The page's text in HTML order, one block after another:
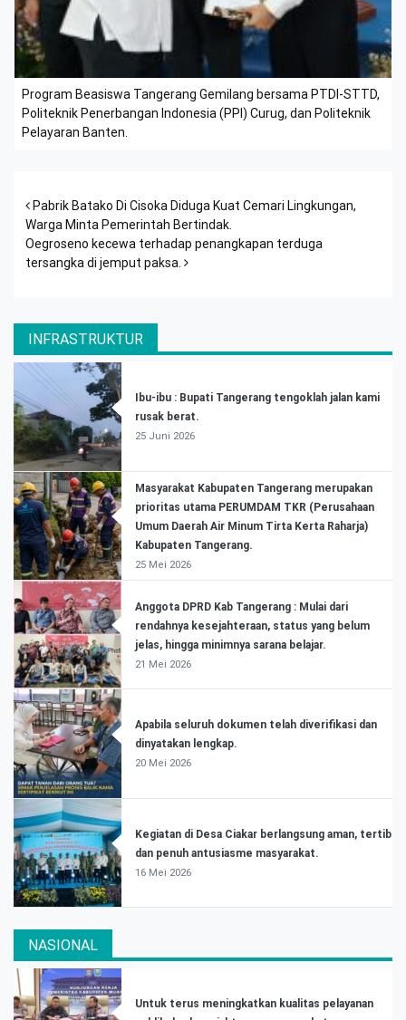
Program Beasiswa Tangerang Gemilang bersama PTDI-STTD,
Politeknik Penerbangan Indonesia (PPI) Curug, dan Politeknik
Pelayaran Banten.
Post navigation
Pabrik Batako Di Cisoka Diduga Kuat Cemari Lingkungan,
Warga Minta Pemerintah Bertindak.
Oegroseno kecewa terhadap penangkapan terduga
tersangka di jemput paksa.
INFRASTRUKTUR
Ibu-ibu : Bupati Tangerang tengoklah jalan kami
rusak berat.
25 Juni 2026
Masyarakat Kabupaten Tangerang merupakan
prioritas utama PERUMDAM TKR (Perusahaan
Umum Daerah Air Minum Tirta Kerta Raharja)
Kabupaten Tangerang.
25 Mei 2026
Anggota DPRD Kab Tangerang : Mulai dari
rendahnya kesejahteraan, status yang belum
jelas, hingga minimnya sarana belajar.
21 Mei 2026
Apabila seluruh dokumen telah diverifikasi dan
dinyatakan lengkap.
20 Mei 2026
Kegiatan di Desa Ciakar berlangsung aman, tertib
dan penuh antusiasme masyarakat.
16 Mei 2026
NASIONAL
Untuk terus meningkatkan kualitas pelayanan